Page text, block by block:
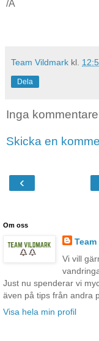
/A
Team Vildmark kl.
Dela
Inga
Skicka en
‹
Om oss
Vi vill
Just nu spenderar vi
även på tips från andra
Visa hela min profil